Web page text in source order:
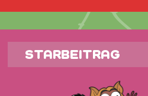
STARBEITRAG